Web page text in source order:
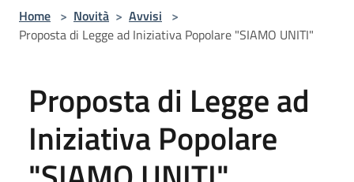
Home > Novità > Avvisi >
Proposta di Legge ad Iniziativa Popolare "SIAMO UNITI"
Proposta di Legge ad
Iniziativa Popolare